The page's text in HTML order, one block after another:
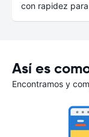
con rapidez
Así es
Encontramos y